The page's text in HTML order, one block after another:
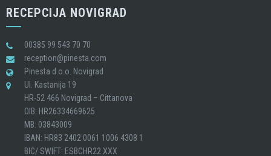
RECEPCIJA NOVIGRAD
00385 99 543 70 70
reception@pinesta.com
Pinesta d.o.o. Novigrad
Ul. Kastanija 19
HR-52 466 Novigrad – Cittanova
OIB: HR26334669625
MB: 03843009
IBAN: HR83 2402 0061 1006 4308 1
BIC/ SWIFT: ESBCHR22 XXX